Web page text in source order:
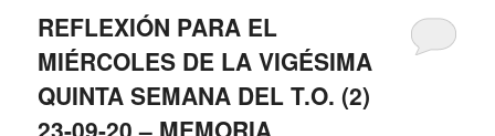
REFLEXIÓN PARA EL
MIÉRCOLES DE LA VIGÉSIMA
QUINTA SEMANA DEL T.O. (2)